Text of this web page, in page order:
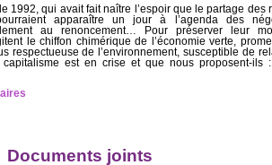
1992, qui avait fait naître l’espoir que le partage des
apparaître un jour à l’agenda des
au renoncement… Pour préserver leur
le chiffon chimérique de l’économie verte,
respectueuse de l’environnement, susceptible de
est en crise et que nous proposent-ils
Documents joints